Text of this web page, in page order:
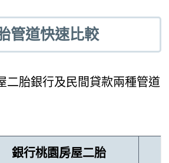
管道快速比較
二胎銀行及民間貸款兩種管道
銀行桃園房屋二胎